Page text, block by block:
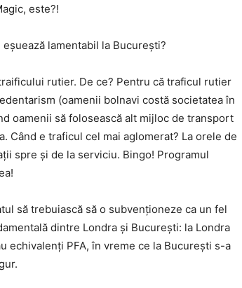
este?!
lamentabil la București?
rutier. De ce? Pentru că traficul rutier
(oamenii bolnavi costă societatea în
oamenii să folosească alt mijloc de transport
Când e traficul cel mai aglomerat? La orele de
spre și de la serviciu. Bingo! Programul
să trebuiască să o subvenționeze ca un fel
dintre Londra și București: la Londra
echivalenți PFA, în vreme ce la București s-a